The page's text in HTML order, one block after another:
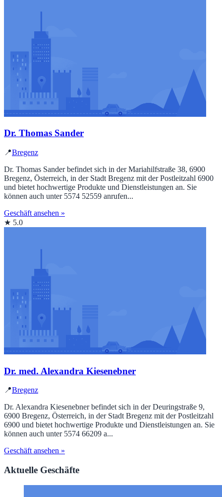
Dr. Thomas Sander
📍Bregenz
Dr. Thomas Sander befindet sich in der Mariahilfstraße 38, 6900
Bregenz, Österreich, in der Stadt Bregenz mit der Postleitzahl 6900
und bietet hochwertige Produkte und Dienstleistungen an. Sie
können auch unter 5574 52559 anrufen...
Geschäft ansehen »
★ 5.0
Dr. med. Alexandra Kiesenebner
📍Bregenz
Dr. Alexandra Kiesenebner befindet sich in der Deuringstraße 9,
6900 Bregenz, Österreich, in der Stadt Bregenz mit der Postleitzahl
6900 und bietet hochwertige Produkte und Dienstleistungen an. Sie
können auch unter 5574 66209 a...
Geschäft ansehen »
Aktuelle Geschäfte